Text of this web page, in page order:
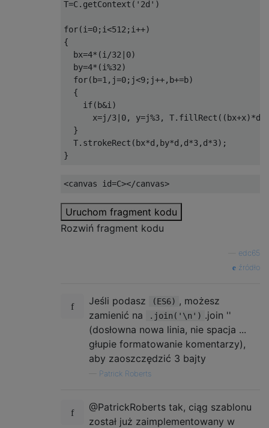
XX.
...
XX.
X.X
...
...
XX.
XXX
...
XXX
XXX
T=C. getContext ( '2d' )
for(i=0; i<512 ; i++)
{
  bx
=4*(i /32 0)
  by
=4*(i%32)
for( b=1 , j=0; j<9; j++, b+=b)
{
if( b&i )
      x
=j /3 0, y=j%3, T. fillRect (( bx+x)*d
}
  T
. strokeRect ( bx*d , by*d , d*3, d*3);
}
<canvas id=C></canvas>
Uruchom fragment kodu
Rozwiń fragment kodu
edc65
źródło
Jeśli podasz (ES6) , możesz
zamienić na
.join('\n') .join ''
(dosłowna nowa linia, nie spacja ...
głupie formatowanie komentarzy),
aby zaoszczędzić 3 bajty
Patrick Roberts
@PatrickRoberts tak, ciąg szablonu
został już zaimplementowany w